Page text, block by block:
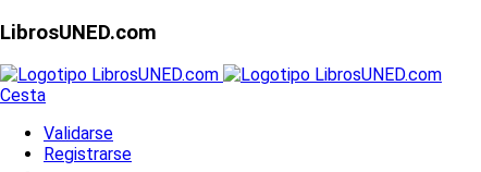
LibrosUNED.com
Cesta
Validarse
Registrarse